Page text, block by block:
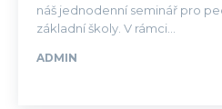
náš jednodenní seminář pro
základní školy. V rámci...
ADMIN